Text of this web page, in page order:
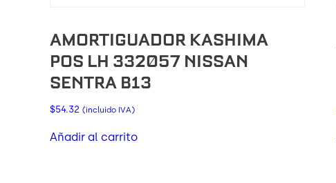
AMORTIGUADOR KASHIMA
POS LH 332057 NISSAN
SENTRA B13
$54.32 (incluido IVA)
Añadir al carrito